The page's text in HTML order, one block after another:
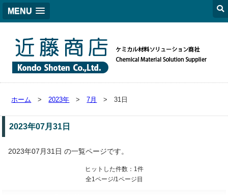
MENU
ホーム > 2023年 >7月 > 31日
2023年07月31日
2023年07月31日 の一覧ページです。
ヒットした件数：1件
全1ページ/1ページ目